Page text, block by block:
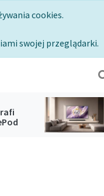
cookies.
swojej przeglądarki.